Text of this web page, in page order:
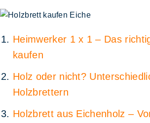
Heimwerker 1 x 1 – Das
kaufen
Holz oder nicht?
Holzbrettern
Holzbrett aus Eichenholz –